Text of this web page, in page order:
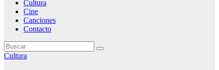
Cultura
Cine
Canciones
Contacto
Cultura